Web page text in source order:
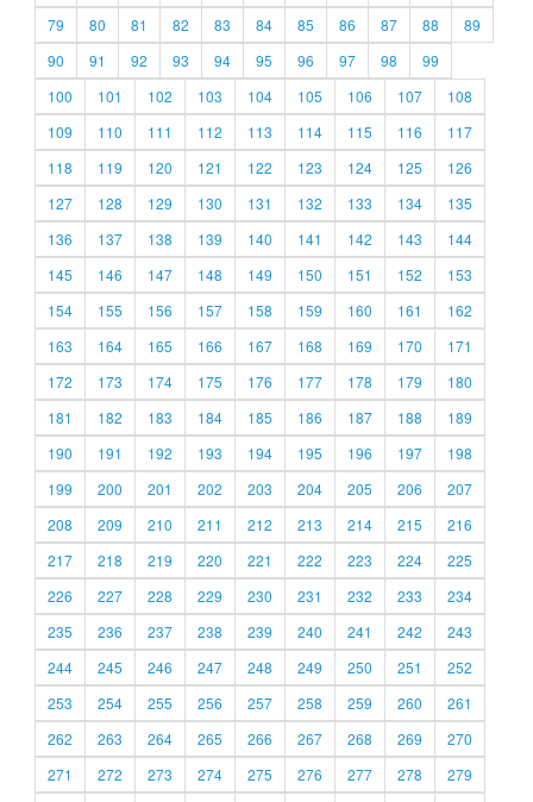
79
80 81 82 83 84 85 86 87 88
89
90
91 92 93 94 95 96 97 98
99
100
101 102 103 104 105 106 107
108
109
110 111 112 113 114 115 116
117
118
119 120 121 122 123 124 125
126
127
128 129 130 131 132 133 134
135
136
137 138 139 140 141 142 143
144
145
146 147 148 149 150 151 152
153
154
155 156 157 158 159 160 161
162
163
164 165 166 167 168 169 170
171
172
173 174 175 176 177 178 179
180
181
182 183 184 185 186 187 188
189
190
191 192 193 194 195 196 197
198
199
200 201 202 203 204 205 206
207
208
209 210 211 212 213 214 215
216
217
218 219 220 221 222 223 224
225
226
227 228 229 230 231 232 233
234
235
236 237 238 239 240 241 242
243
244
245 246 247 248 249 250 251
252
253
254 255 256 257 258 259 260
261
262
263 264 265 266 267 268 269
270
271
272 273 274 275 276 277 278
279